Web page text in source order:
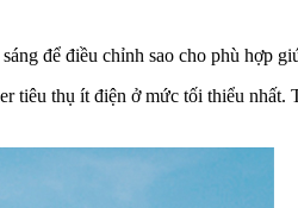
để điều chỉnh sao cho phù hợp
thụ ít điện ở mức tối thiểu nhất.